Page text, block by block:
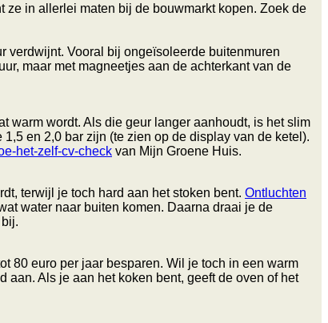
ze in allerlei maten bij de bouwmarkt kopen. Zoek de
verdwijnt. Vooral bij ongeïsoleerde buitenmuren
maar met magneetjes aan de achterkant van de
warm wordt. Als die geur langer aanhoudt, is het slim
en 2,0 bar zijn (te zien op de display van de ketel).
het-zelf-cv-check van Mijn Groene Huis.
terwijl je toch hard aan het stoken bent. Ontluchten
water naar buiten komen. Daarna draai je de
80 euro per jaar besparen. Wil je toch in een warm
Als je aan het koken bent, geeft de oven of het